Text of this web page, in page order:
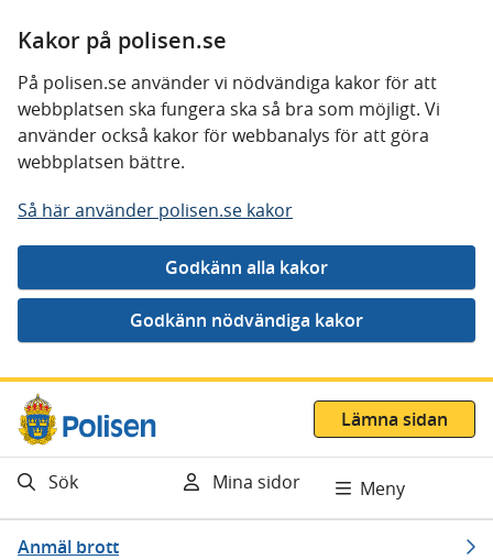
Kakor på polisen.se
På polisen.se använder vi nödvändiga kakor för att
webbplatsen ska fungera ska så bra som möjligt. Vi
använder också kakor för webbanalys för att göra
webbplatsen bättre.
Så här använder polisen.se kakor
Gå direkt till innehåll
Lämna sidan
Sök Mina sidor Meny
Anmäl brott